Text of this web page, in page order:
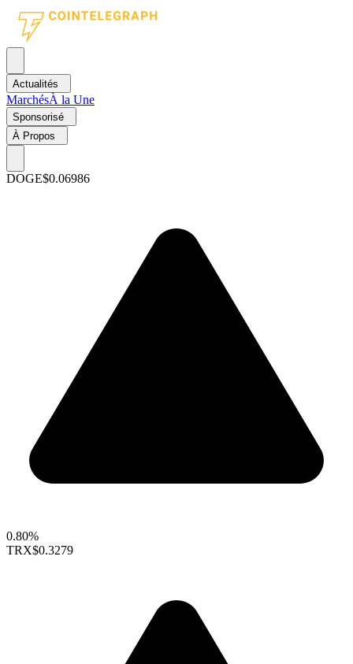
Actualités
MarchésÀ la Une
Sponsorisé
À Propos
DOGE$0.06986
0.80%
TRX$0.3279